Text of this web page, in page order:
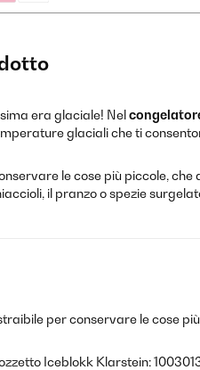
era glaciale! Nel
glaciali che ti
le cose più piccole, che
il pranzo o spezie
per conservare le cose
Iceblokk Klarstein: